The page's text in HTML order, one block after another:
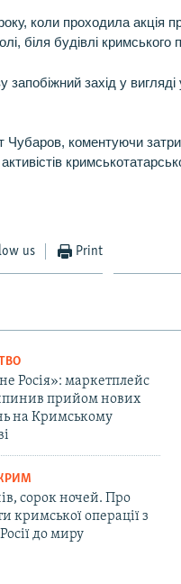
коли проходила акція
біля будівлі кримського
захід у вигляді
Чубаров, коментуючи
us Print
Росія»: маркетплейс
прийом нових
на Кримському
сорок ночей. Про
кримської операції з
до миру